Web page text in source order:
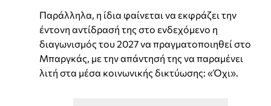
Παράλληλα, η ίδια φαίνεται να εκφράζει την
έντονη αντίδρασή της στο ενδεχόμενο η
διαγωνισμός του 2027 να πραγματοποιηθεί στο
Μπαργκάς, με την απάντησή της να παραμένει
λιτή στα μέσα κοινωνικής δικτύωσης: «Όχι».